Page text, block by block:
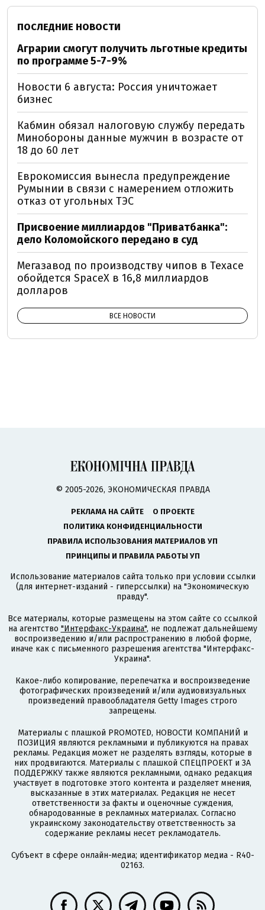
ПОСЛЕДНИЕ НОВОСТИ
Аграрии смогут получить льготные кредиты
по программе 5-7-9%
Новости 6 августа: Россия уничтожает
бизнес
Кабмин обязал налоговую службу передать
Минобороны данные мужчин в возрасте от
18 до 60 лет
Еврокомиссия вынесла предупреждение
Румынии в связи с намерением отложить
отказ от угольных ТЭС
Присвоение миллиардов "Приватбанка":
дело Коломойского передано в суд
Мегазавод по производству чипов в Техасе
обойдется SpaceX в 16,8 миллиардов
долларов
ВСЕ НОВОСТИ
© 2005-2026, ЭКОНОМИЧЕСКАЯ ПРАВДА
РЕКЛАМА НА САЙТЕ
О ПРОЕКТЕ
ПОЛИТИКА КОНФИДЕНЦИАЛЬНОСТИ
ПРАВИЛА ИСПОЛЬЗОВАНИЯ МАТЕРИАЛОВ УП
ПРИНЦИПЫ И ПРАВИЛА РАБОТЫ УП
Использование материалов сайта только при условии ссылки
(для интернет-изданий - гиперссылки) на "Экономическую
правду".
Все материалы, которые размещены на этом сайте со ссылкой
на агентство "Интерфакс-Украина", не подлежат дальнейшему
воспроизведению и/или распространению в любой форме,
иначе как с письменного разрешения агентства "Интерфакс-
Украина".
Какое-либо копирование, перепечатка и воспроизведение
фотографических произведений и/или аудиовизуальных
произведений правообладателя Getty Images строго
запрещены.
Материалы с плашкой PROMOTED, НОВОСТИ КОМПАНИЙ и
ПОЗИЦИЯ являются рекламными и публикуются на правах
рекламы. Редакция может не разделять взгляды, которые в
них продвигаются. Материалы с плашкой СПЕЦПРОЕКТ и ЗА
ПОДДЕРЖКУ также являются рекламными, однако редакция
участвует в подготовке этого контента и разделяет мнения,
высказанные в этих материалах. Редакция не несет
ответственности за факты и оценочные суждения,
обнародованные в рекламных материалах. Согласно
украинскому законодательству ответственность за
содержание рекламы несет рекламодатель.
Субъект в сфере онлайн-медиа; идентификатор медиа - R40-
02163.